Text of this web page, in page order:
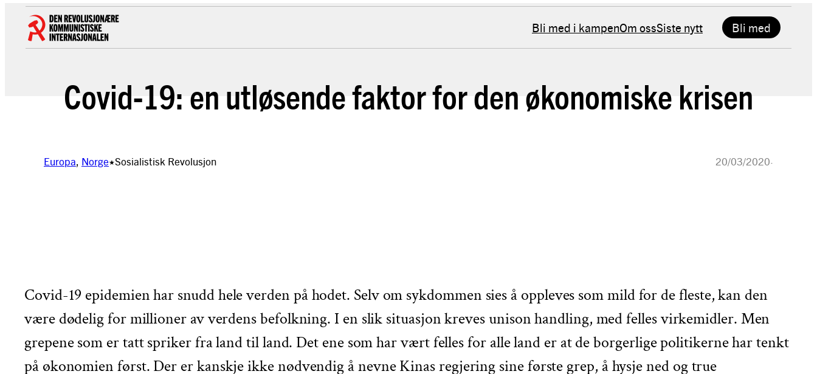
Hopp
innhold
Bli med i kampenOm ossSiste nytt Bli med
Covid-19: en utløsende faktor for den økonomiske krisen
Europa, Norge★Sosialistisk Revolusjon 20/03/2020·
Covid-19 epidemien har snudd hele verden på hodet. Selv om sykdommen sies å oppleves som mild for de fleste, kan den
være dødelig for millioner av verdens befolkning. I en slik situasjon kreves unison handling, med felles virkemidler. Men
grepene som er tatt spriker fra land til land. Det ene som har vært felles for alle land er at de borgerlige politikerne har tenkt
på økonomien først. Der er kanskje ikke nødvendig å nevne Kinas regjering sine første grep, å hysje ned og true